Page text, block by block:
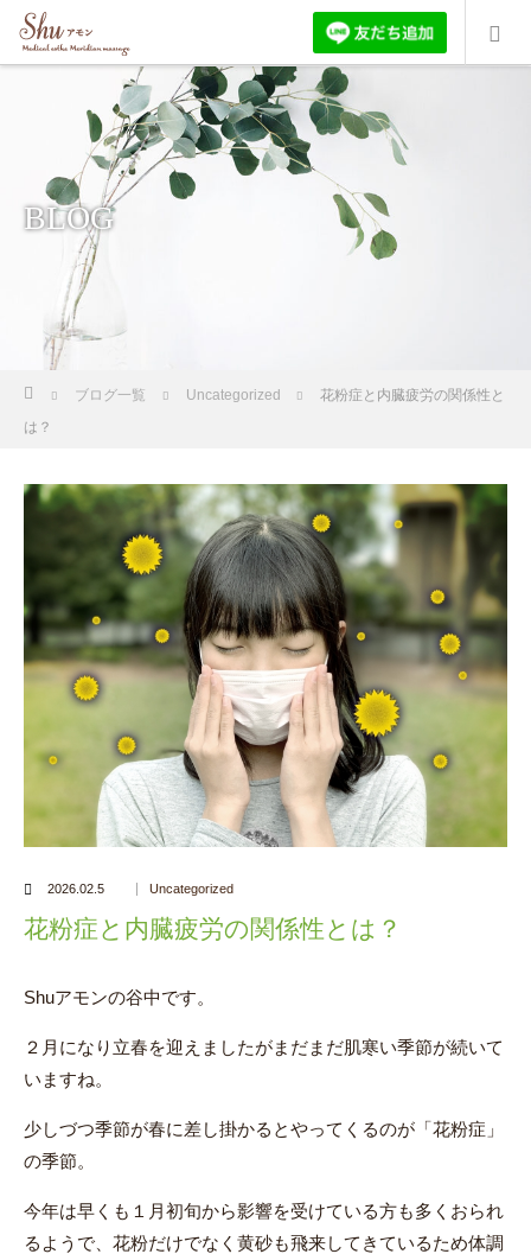
BLOG
ブログ一覧 Uncategorized
花粉症と内臓疲労の関係性と
は？
2026.02.5 Uncategorized
花粉症と内臓疲労の関係性とは？
Shuアモンの谷中です。
２月になり立春を迎えましたがまだまだ肌寒い季節が続いて
いますね。
少しづつ季節が春に差し掛かるとやってくるのが「花粉症」
の季節。
今年は早くも１月初旬から影響を受けている方も多くおられ
るようで、花粉だけでなく黄砂も飛来してきているため体調